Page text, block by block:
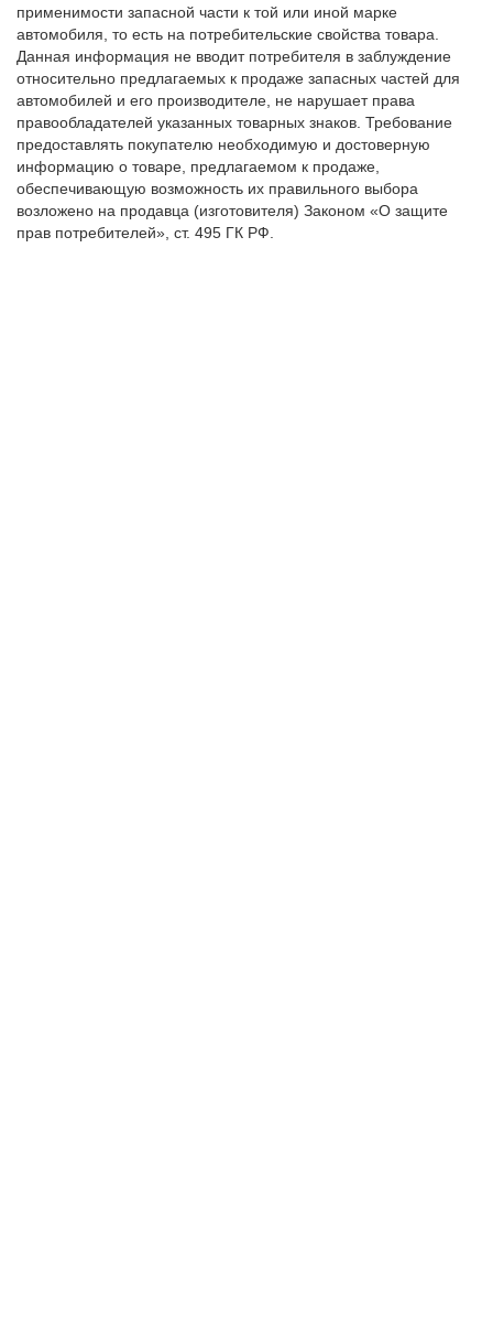
применимости запасной части к той или иной марке
автомобиля, то есть на потребительские свойства товара.
Данная информация не вводит потребителя в заблуждение
относительно предлагаемых к продаже запасных частей для
автомобилей и его производителе, не нарушает права
правообладателей указанных товарных знаков. Требование
предоставлять покупателю необходимую и достоверную
информацию о товаре, предлагаемом к продаже,
обеспечивающую возможность их правильного выбора
возложено на продавца (изготовителя) Законом «О защите
прав потребителей», ст. 495 ГК РФ.